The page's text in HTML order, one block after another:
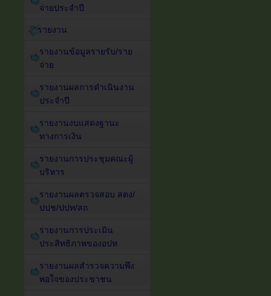
จ่ายประจำปี
รายงาน
รายงานข้อมูลรายรับ/ราย
จ่าย
รายงานผลการดำเนินงาน
ประจำปี
รายงานงบแสดงฐานะ
ทางการเงิน
รายงานการประชุมคณะผู้
บริหาร
รายงานผลตรวจสอบ สตง/
ปปช/ปปท/สถ
รายงานการประเมิน
ประสิทธิภาพของอปท
รายงานผลสำรวจความพึง
พอใจของประชาชน